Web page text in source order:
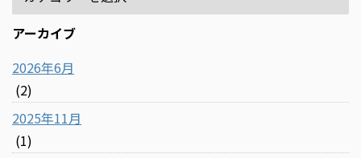
アーカイブ
2026年6月
(2)
2025年11月
(1)